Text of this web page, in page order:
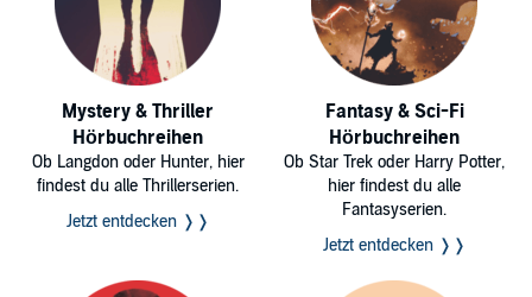
Mystery & Thriller
Hörbuchreihen
Ob Langdon oder Hunter, hier
findest du alle Thrillerserien.
Jetzt entdecken ❭❭
Fantasy & Sci-Fi
Hörbuchreihen
Ob Star Trek oder Harry Potter,
hier findest du alle
Fantasyserien.
Jetzt entdecken ❭❭